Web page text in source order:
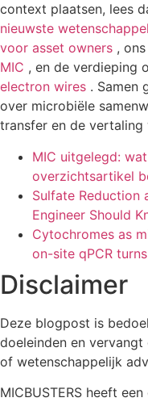
context plaatsen, lees
nieuwste
voor asset owners ,
MIC , en de verdieping
electron wires . Samen
over microbiële
transfer en de vertaling
MIC uitgelegd:
overzichtsartikel
Sulfate Reduction
Engineer Should
Cytochromes as
on-site qPCR
Disclaimer
Deze blogpost is
doeleinden en
of wetenschappelijk
MICBUSTERS heeft